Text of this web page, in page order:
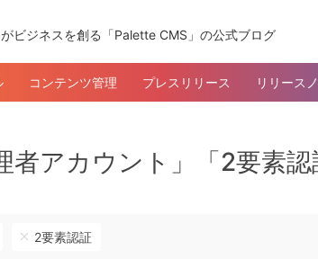
ビジネスを創る「Palette CMS」の公式ブログ
コンテンツ管理 プレスリリース リリース
者アカウント」「2要素
2要素認証